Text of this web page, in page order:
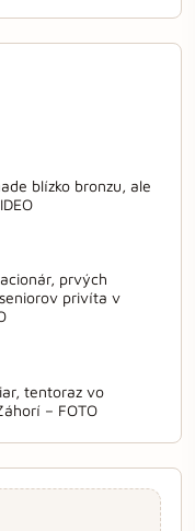
blízko bronzu, ale
prvých
privíta v
tentoraz vo
– FOTO